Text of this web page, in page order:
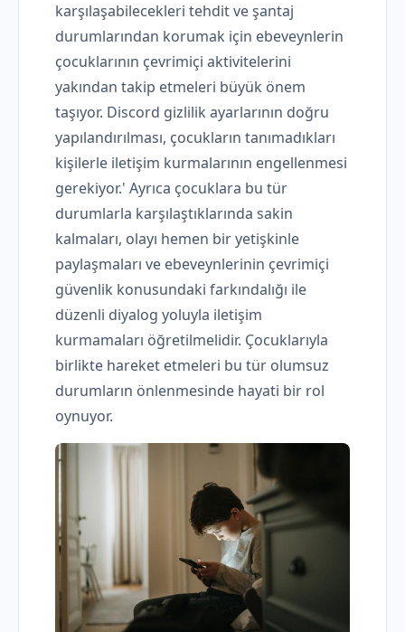
karşılaşabilecekleri tehdit ve şantaj
durumlarından korumak için ebeveynlerin
çocuklarının çevrimiçi aktivitelerini
yakından takip etmeleri büyük önem
taşıyor. Discord gizlilik ayarlarının doğru
yapılandırılması, çocukların tanımadıkları
kişilerle iletişim kurmalarının engellenmesi
gerekiyor.' Ayrıca çocuklara bu tür
durumlarla karşılaştıklarında sakin
kalmaları, olayı hemen bir yetişkinle
paylaşmaları ve ebeveynlerinin çevrimiçi
güvenlik konusundaki farkındalığı ile
düzenli diyalog yoluyla iletişim
kurmamaları öğretilmelidir. Çocuklarıyla
birlikte hareket etmeleri bu tür olumsuz
durumların önlenmesinde hayati bir rol
oynuyor.